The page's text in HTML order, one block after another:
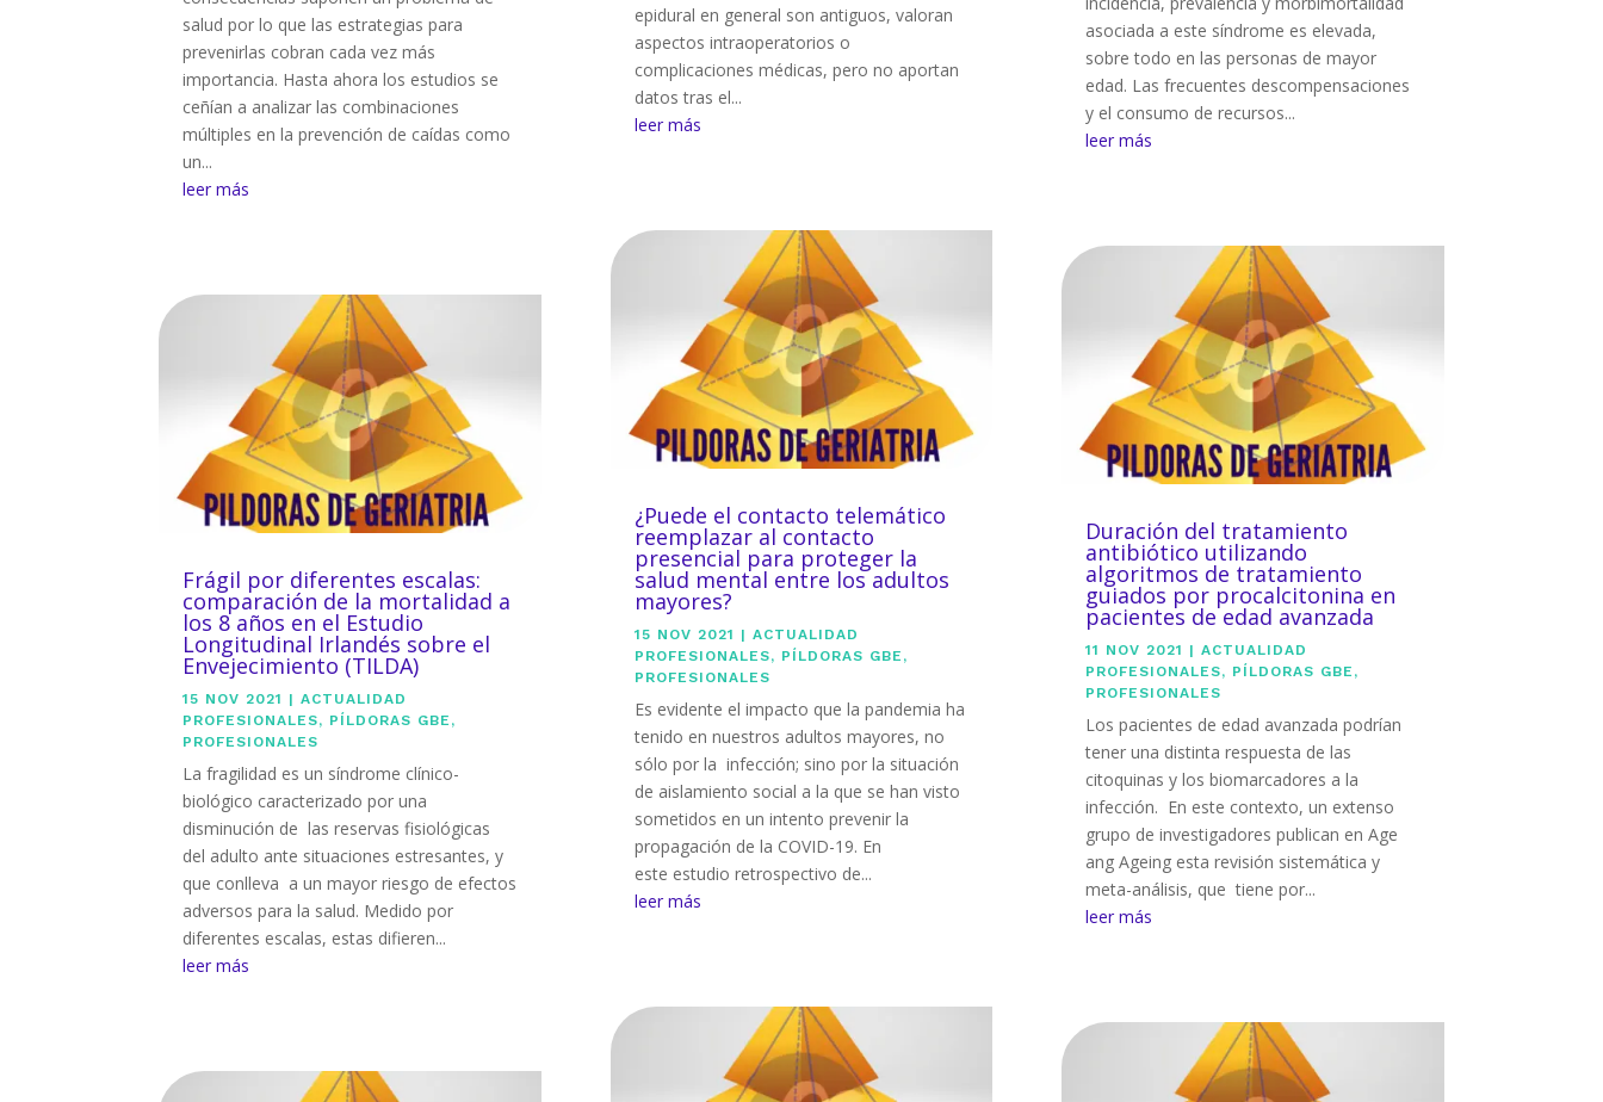
salud por lo que las estrategias para
prevenirlas cobran cada vez más
importancia. Hasta ahora los estudios se
ceñían a analizar las combinaciones
múltiples en la prevención de caídas como
un...
leer más
Frágil por diferentes escalas:
comparación de la mortalidad a
los 8 años en el Estudio
Longitudinal Irlandés sobre el
Envejecimiento (TILDA)
15 NOV 2021 |ACTUALIDAD
PROFESIONALES, PÍLDORAS GBE ,
PROFESIONALES
La fragilidad es un síndrome clínico-
biológico caracterizado por una
disminución de las reservas fisiológicas
del adulto ante situaciones estresantes, y
que conlleva a un mayor riesgo de efectos
adversos para la salud. Medido por
diferentes escalas, estas difieren...
leer más
epidural en general son antiguos, valoran
aspectos intraoperatorios o
complicaciones médicas, pero no aportan
datos tras el...
leer más
¿Puede el contacto telemático
reemplazar al contacto
presencial para proteger la
salud mental entre los adultos
mayores?
15 NOV 2021 | ACTUALIDAD
PROFESIONALES, PÍLDORAS GBE ,
PROFESIONALES
Es evidente el impacto que la pandemia ha
tenido en nuestros adultos mayores, no
sólo por la infección; sino por la situación
de aislamiento social a la que se han visto
sometidos en un intento prevenir la
propagación de la COVID-19. En
este estudio retrospectivo de...
leer más
asociada a este síndrome es elevada,
sobre todo en las personas de mayor
edad. Las frecuentes descompensaciones
y el consumo de recursos...
leer más
Duración del tratamiento
antibiótico utilizando
algoritmos de tratamiento
guiados por procalcitonina en
pacientes de edad avanzada
11 NOV 2021 | ACTUALIDAD
PROFESIONALES, PÍLDORAS GBE ,
PROFESIONALES
Los pacientes de edad avanzada podrían
tener una distinta respuesta de las
citoquinas y los biomarcadores a la
infección. En este contexto, un extenso
grupo de investigadores publican en Age
ang Ageing esta revisión sistemática y
meta-análisis, que tiene por...
leer más